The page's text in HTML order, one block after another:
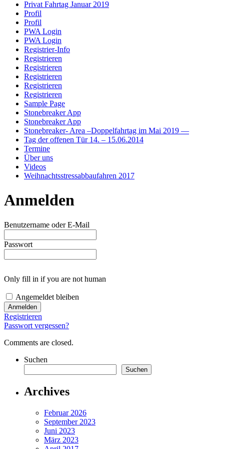
Privat Fahrtag Januar 2019
Profil
Profil
PWA Login
PWA Login
Registrier-Info
Registrieren
Registrieren
Registrieren
Registrieren
Registrieren
Sample Page
Stonebreaker App
Stonebreaker App
Stonebreaker- Area –Doppelfahrtag im Mai 2019 —
Tag der offenen Tür 14. – 15.06.2014
Termine
Über uns
Videos
Weihnachtsstressabbaufahren 2017
Anmelden
Benutzername oder E-Mail
Passwort
Only fill in if you are not human
Angemeldet bleiben
Registrieren
Passwort vergessen?
Comments are closed.
Suchen
Suchen
Archives
Februar 2026
September 2023
Juni 2023
März 2023